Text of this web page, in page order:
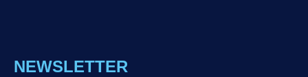
NEWSLETTER